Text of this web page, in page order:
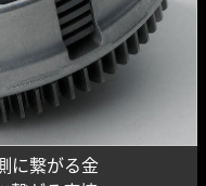
に繋がる金